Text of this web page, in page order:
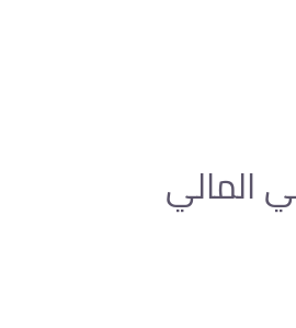
المالي